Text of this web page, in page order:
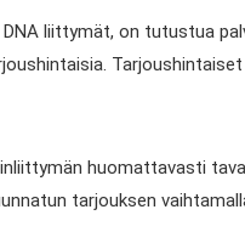
liittymät, on tutustua
huomattavasti
tarjouksen